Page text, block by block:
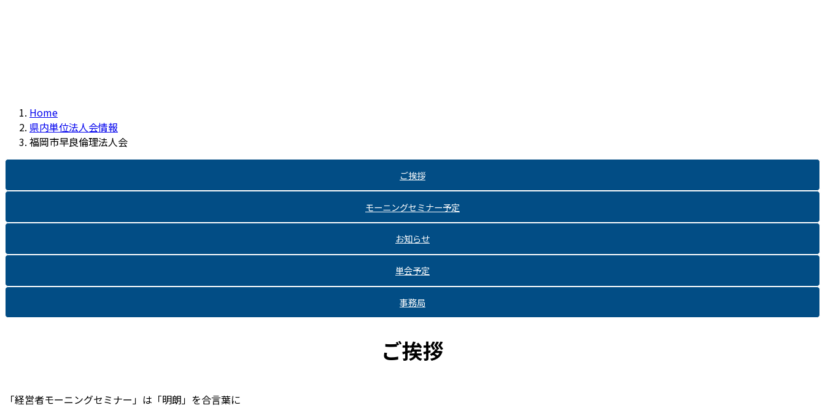
Home
県内単位法人会情報
福岡市早良倫理法人会
ご挨拶
モーニングセミナー予定
お知らせ
単会予定
事務局
ご挨拶
「経営者モーニングセミナー」は「明朗」を合言葉に